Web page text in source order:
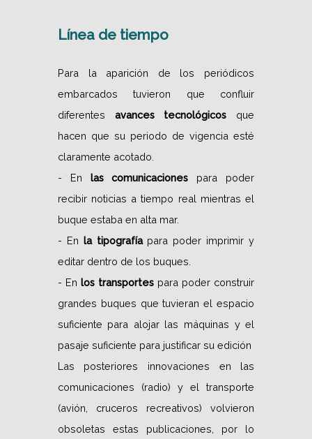
Línea de tiempo
Para la aparición de los periódicos
embarcados tuvieron que confluir
diferentes avances tecnológicos que
hacen que su periodo de vigencia esté
claramente acotado.
- En las comunicaciones para poder
recibir noticias a tiempo real mientras el
buque estaba en alta mar.
- En la tipografíapara poder imprimir y
editar dentro de los buques.
- En los transportes para poder construir
grandes buques que tuvieran el espacio
suficiente para alojar las máquinas y el
pasaje suficiente para justificar su edición
Las posteriores innovaciones en las
comunicaciones (radio) y el transporte
(avión, cruceros recreativos) volvieron
obsoletas estas publicaciones, por lo